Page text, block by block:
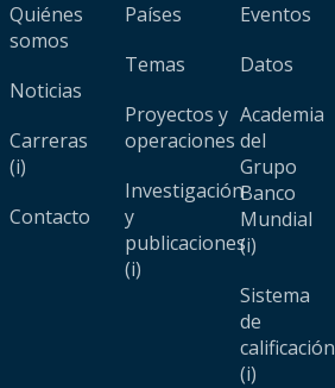
Quiénes
somos
Noticias
Carreras
(i)
Contacto
Países
Temas
Proyectos y
operaciones
Investigación
y
publicaciones
(i)
Eventos
Datos
Academia
del
Grupo
Banco
Mundial
(i)
Sistema
de
calificación
(i)